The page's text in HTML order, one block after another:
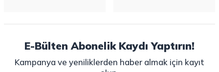
E-Bülten Abonelik Kaydı Yaptırın!
Kampanya ve yeniliklerden haber almak için kayıt